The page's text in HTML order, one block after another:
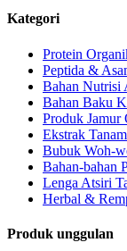
Kategori
Protein
Peptida &
Bahan Nutrisi
Bahan Baku
Produk Jamur
Ekstrak
Bubuk Woh-
Bahan-bahan
Lenga Atsiri
Herbal &
Produk unggulan